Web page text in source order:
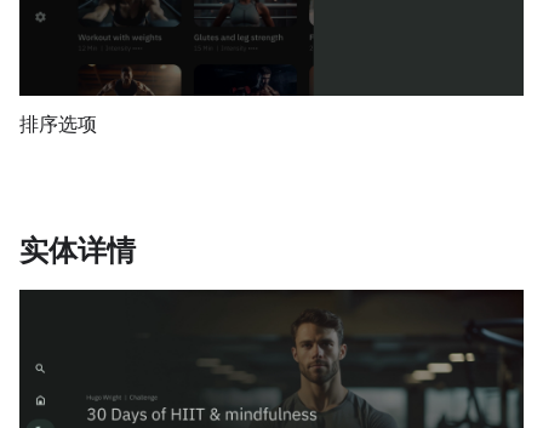
排序选项
实体详情